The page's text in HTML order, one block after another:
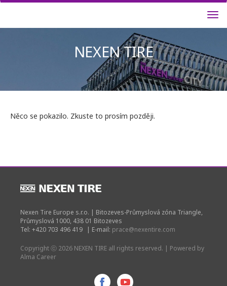
NEXEN
Něco se pokazilo. Zkuste to prosím později.
Nexen Tire Europe s.r.o. | Bitozeves-Průmyslová zóna Triangle,
Průmyslová 1000, 438 01 Bitozeves
Tel: +420 703 496 419
| E-mail: prace@nexentire.com
Copyright ⓒ 2026 NEXEN TIRE all rights reserved. | Powered by
Alma Career